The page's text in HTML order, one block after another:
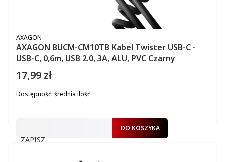
AXAGON BUCM-CM10TB Kabel Twister USB-C -
USB-C, 0,6m, USB 2.0, 3A, ALU, PVC Czarny
PRODUCENT
AXAGON
Cena
17,99 zł
Dostępność: średnia ilość
ZAPISZ
DO KOSZYKA